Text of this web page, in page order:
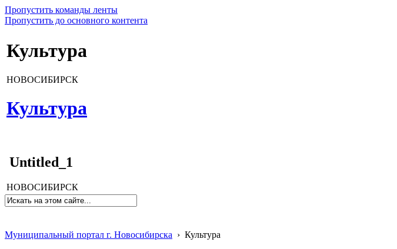
Пропустить команды ленты
Пропустить до основного контента
Культура
НОВОСИБИРСК
Культура
Untitled_1
НОВОСИБИРСК
Муниципальный портал г. Новосибирска › Культура